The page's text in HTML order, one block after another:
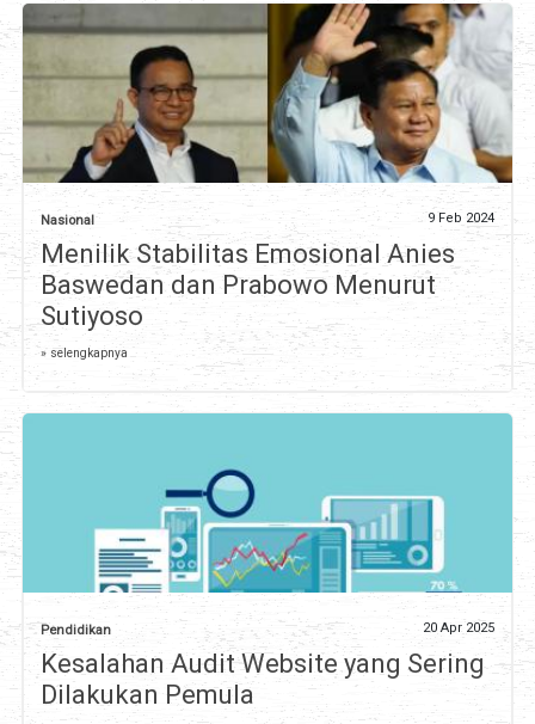
Nasional 9 Feb 2024
Menilik Stabilitas Emosional Anies
Baswedan dan Prabowo Menurut
Sutiyoso
» selengkapnya
Pendidikan 20 Apr 2025
Kesalahan Audit Website yang Sering
Dilakukan Pemula